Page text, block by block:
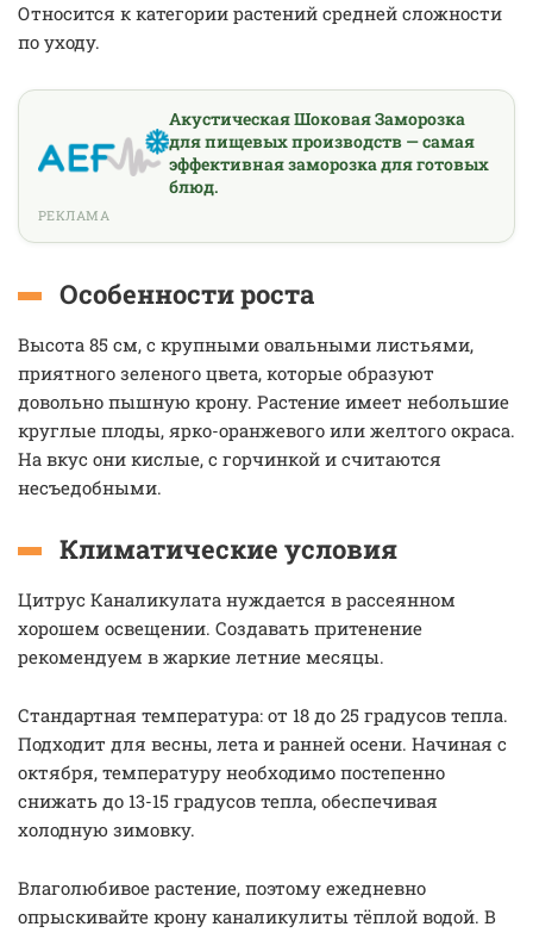
Относится к категории растений средней сложности
по уходу.
Акустическая Шоковая Заморозка
для пищевых производств — самая
эффективная заморозка для готовых
блюд.
РЕКЛАМА
Особенности роста
Высота 85 см, с крупными овальными листьями,
приятного зеленого цвета, которые образуют
довольно пышную крону. Растение имеет небольшие
круглые плоды, ярко-оранжевого или желтого окраса.
На вкус они кислые, с горчинкой и считаются
несъедобными.
Климатические условия
Цитрус Каналикулата нуждается в рассеянном
хорошем освещении. Создавать притенение
рекомендуем в жаркие летние месяцы.
Стандартная температура: от 18 до 25 градусов тепла.
Подходит для весны, лета и ранней осени. Начиная с
октября, температуру необходимо постепенно
снижать до 13-15 градусов тепла, обеспечивая
холодную зимовку.
Влаголюбивое растение, поэтому ежедневно
опрыскивайте крону каналикулиты тёплой водой. В